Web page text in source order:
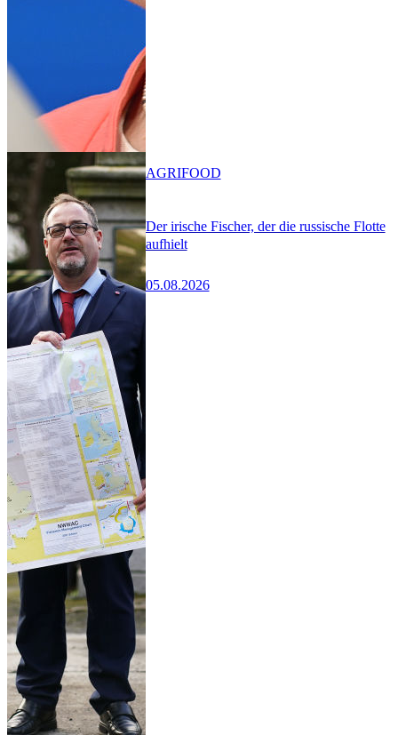
Der irische Fischer, der die russische Flotte
aufhielt
05.08.2026
AGRIFOOD